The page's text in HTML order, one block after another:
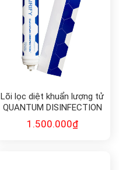
Lõi lọc diệt khuẩn lượng tử
QUANTUM DISINFECTION
F-QD10
1.500.000₫